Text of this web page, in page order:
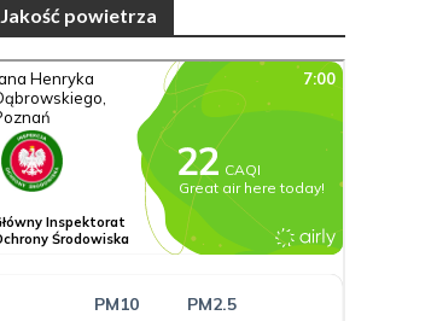
Jakość powietrza